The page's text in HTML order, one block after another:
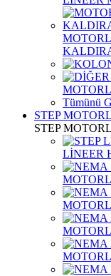
Tümünü
STEP
STEP
LİNEER